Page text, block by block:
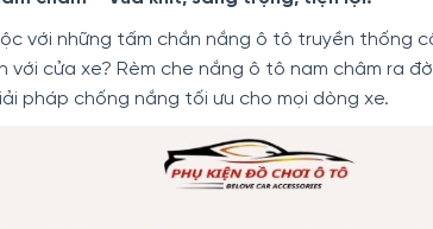
với những tấm chắn nắng ô tô truyền thống
với cửa xe? Rèm che nắng ô tô nam châm ra
pháp chống nắng tối ưu cho mọi dòng xe.